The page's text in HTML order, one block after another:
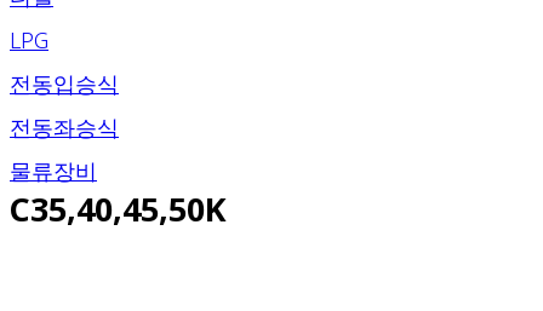
LPG
전동입승식
전동좌승식
물류장비
C35,40,45,50K